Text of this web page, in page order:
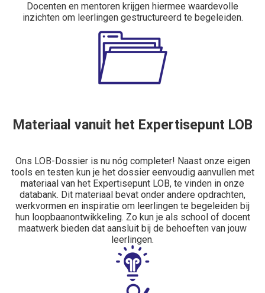
Docenten en mentoren krijgen hiermee waardevolle
inzichten om leerlingen gestructureerd te begeleiden.
Materiaal vanuit het Expertisepunt LOB
Ons LOB-Dossier is nu nóg completer! Naast onze eigen
tools en testen kun je het dossier eenvoudig aanvullen met
materiaal van het Expertisepunt LOB, te vinden in onze
databank. Dit materiaal bevat onder andere opdrachten,
werkvormen en inspiratie om leerlingen te begeleiden bij
hun loopbaanontwikkeling. Zo kun je als school of docent
maatwerk bieden dat aansluit bij de behoeften van jouw
leerlingen.